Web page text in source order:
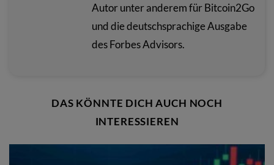
Autor unter anderem für Bitcoin2Go
und die deutschsprachige Ausgabe
des Forbes Advisors.
DAS KÖNNTE DICH AUCH NOCH
INTERESSIEREN